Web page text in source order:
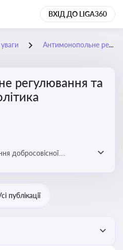
ВХІД ДО LIGA360
Антимонопольне регулювання та конкурентна політика
регулювання та
добросовісної
публікації